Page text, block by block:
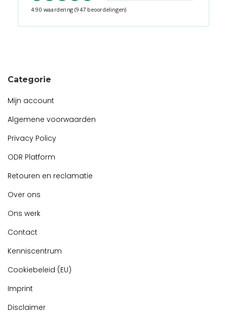
4.90 waardering (947 beoordelingen)
Categorie
Mijn account
Algemene voorwaarden
Privacy Policy
ODR Platform
Retouren en reclamatie
Over ons
Ons werk
Contact
Kenniscentrum
Cookiebeleid (EU)
Imprint
Disclaimer